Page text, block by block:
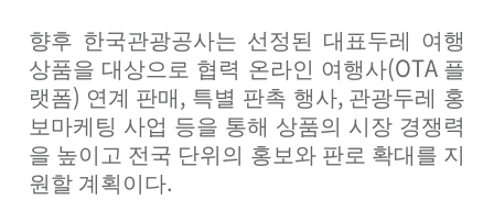
향후 한국관광공사는 선정된 대표두레 여행
상품을 대상으로 협력 온라인 여행사(OTA 플
랫폼) 연계 판매 , 특별 판촉 행사, 관광두레 홍
보마케팅 사업 등을 통해 상품의 시장 경쟁력
을 높이고 전국 단위의 홍보와 판로 확대를 지
원할 계획이다.